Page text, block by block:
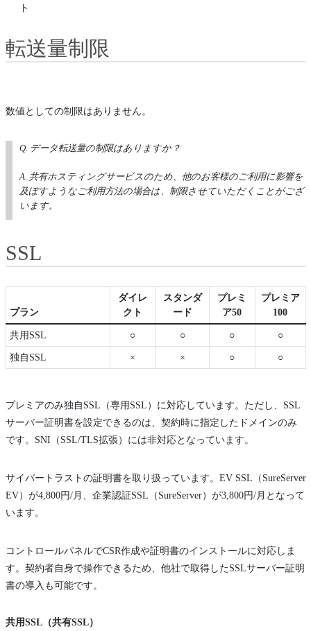
ト
転送量制限
数値としての制限はありません。
Q. データ転送量の制限はありますか？
A. 共有ホスティングサービスのため、他のお客様のご利用に影響を
及ぼすようなご利用方法の場合は、制限させていただくことがござ
います。
SSL
プラン
ダイレ
クト
スタンダ
ード
プレミ
ア50
プレミア
100
共用SSL ○ ○ ○ ○
独自SSL × × ○ ○
プレミアのみ独自SSL（専用SSL）に対応しています。ただし、SSL
サーバー証明書を設定できるのは、契約時に指定したドメインのみ
です。SNI（SSL/TLS拡張）には非対応となっています。
サイバートラストの証明書を取り扱っています。EV SSL（SureServer
EV）が4,800円/月、企業認証SSL（SureServer）が3,800円/月となって
います。
コントロールパネルでCSR作成や証明書のインストールに対応しま
す。契約者自身で操作できるため、他社で取得したSSLサーバー証明
書の導入も可能です。
共用SSL（共有SSL）